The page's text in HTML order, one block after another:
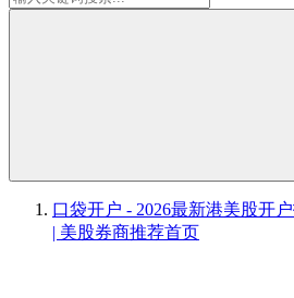
口袋开户 - 2026最新港美股开
| 美股券商推荐首页